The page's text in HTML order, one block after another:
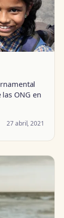
ONG en
27 abril, 2021